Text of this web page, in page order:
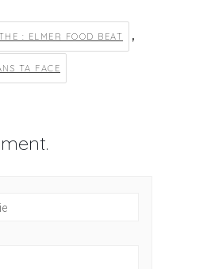
: ELMER FOOD BEAT ,
TA FACE